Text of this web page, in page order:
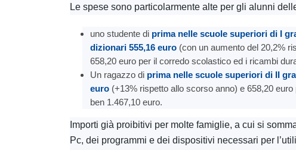
Le spese sono particolarmente alte per gli alunni
uno studente di prima nelle scuole superiori di I
dizionari 555,16 euro (con un aumento del 20,2%
658,20 euro per il corredo scolastico ed i ricambi
Un ragazzo di prima nelle scuole superiori di II
euro (+13% rispetto allo scorso anno) e 658,20
ben 1.467,10 euro.
Importi già proibitivi per molte famiglie, a cui si
Pc, dei programmi e dei dispositivi necessari per